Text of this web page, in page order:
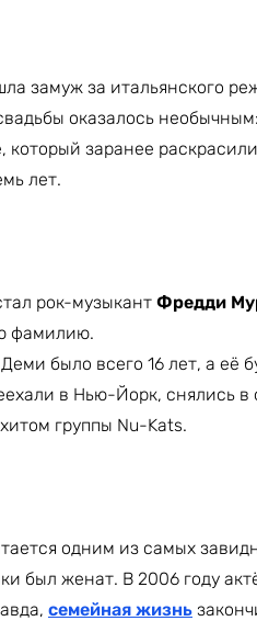
замуж за итальянского
оказалось
который заранее
лет.
рок-музыкант Фредди
фамилию.
было всего 16 лет, а её
в Нью-Йорк, снялись
группы Nu-Kats.
одним из самых
был женат. В 2006 году
семейная жизнь